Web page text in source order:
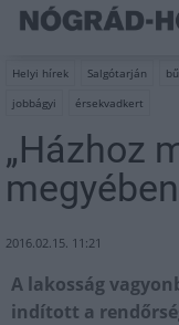
Helyi hírek Salgótarján
jobbágyi
érsekvadkert
„Házhoz
megyében
2016.02.15. 11:21
A lakosság
indított a